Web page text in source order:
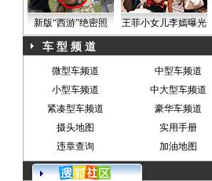
新版“西游”绝密照 王菲小女儿李嫣曝光
车 型 频 道
微型车频道 中型车频道
小型车频道
中大型车频道
紧凑型车频道
豪华车频道
摄头地图
实用手册
违章查询
加油地图